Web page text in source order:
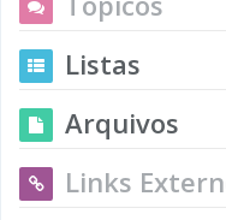
Listas
Arquivos
Links